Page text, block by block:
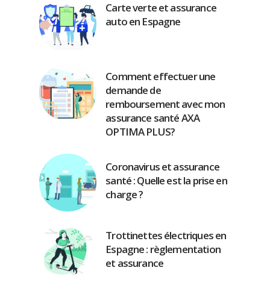
Carte verte et assurance
auto en Espagne
Comment effectuer une
demande de
remboursement avec mon
assurance santé AXA
OPTIMA PLUS?
Coronavirus et assurance
santé : Quelle est la prise en
charge ?
Trottinettes électriques en
Espagne : règlementation
et assurance